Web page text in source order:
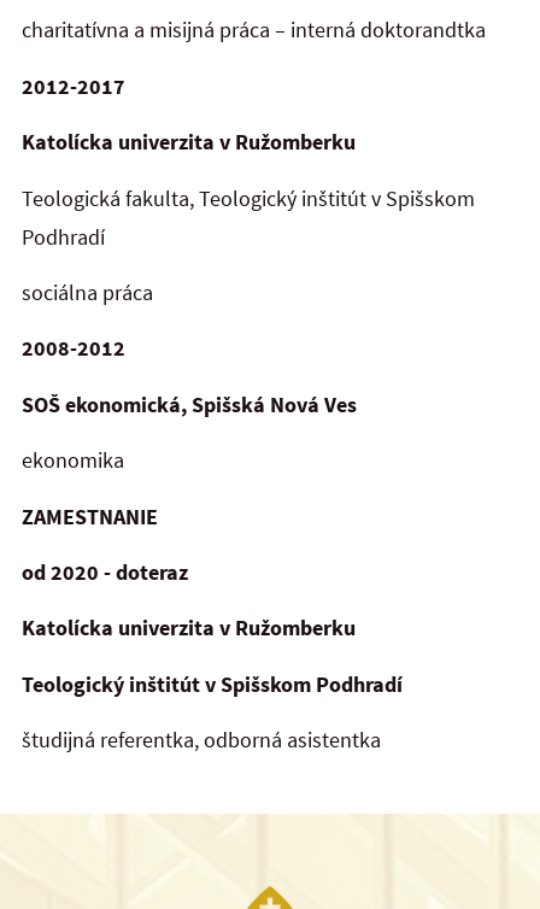
charitatívna a misijná práca – interná doktorandtka
2012-2017
Katolícka univerzita v Ružomberku
Teologická fakulta, Teologický inštitút v Spišskom
Podhradí
sociálna práca
2008-2012
SOŠ ekonomická, Spišská Nová Ves
ekonomika
ZAMESTNANIE
od 2020 - doteraz
Katolícka univerzita v Ružomberku
Teologický inštitút v Spišskom Podhradí
študijná referentka, odborná asistentka